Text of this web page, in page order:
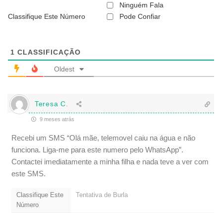
a
ó
)
Classifique Este Número
Ninguém Fala
Pode Confiar
1 CLASSIFICAÇÃO
Oldest
Teresa C.
9 meses atrás
Recebi um SMS “Olá mãe, telemovel caiu na água e não
funciona. Liga-me para este numero pelo WhatsApp”.
Contactei imediatamente a minha filha e nada teve a ver com
este SMS.
Classifique Este
Número
Tentativa de Burla